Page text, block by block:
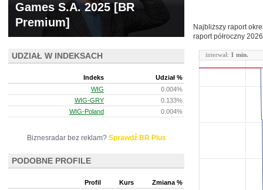
Najbliższy raport
raport półroczny
interwał: 1 min.
Games S.A. 2025 [BR
Premium]
UDZIAŁ W INDEKSACH
Indeks
Udział %
WIG
0.004%
WIG-GRY
0.133%
WIG-Poland
0.004%
Biznesradar bez reklam? Sprawdź BR Plus
PODOBNE PROFILE
Profil Kurs
Zmiana %